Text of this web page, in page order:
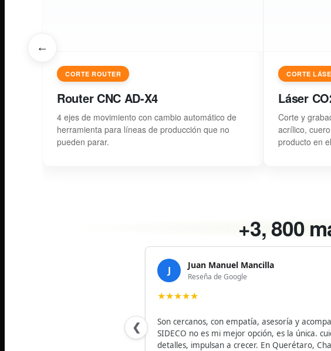
←
CORTE ROUTER
Router CNC AD-X4
4 ejes de movimiento con cambio automático de
herramienta para líneas de producción que no
pueden parar.
CORTE
Láser
Corte y
acrílico,
producto en
+3, 800
❮
Juan Manuel Mancilla
Reseña de Google
★★★
Son cercanos, con empatía, asesoría y
SIDECO no es mi mejor opción, es la única. cuidan
detalles, impulsan a crecer. En Querétaro, Chava,